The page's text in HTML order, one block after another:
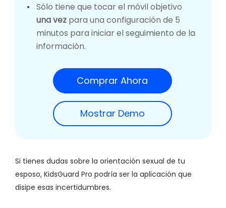
Sólo tiene que tocar el móvil objetivo
una vez para una configuración de 5
minutos para iniciar el seguimiento de la
información.
Comprar Ahora
Mostrar Demo
Si tienes dudas sobre la orientación sexual de tu
esposo, KidsGuard Pro podría ser la aplicación que
disipe esas incertidumbres.